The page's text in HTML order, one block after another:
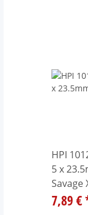
HPI
5 x
Savage
7,89 €
anzeigen
anzeigen
anzeigen
anzeigen